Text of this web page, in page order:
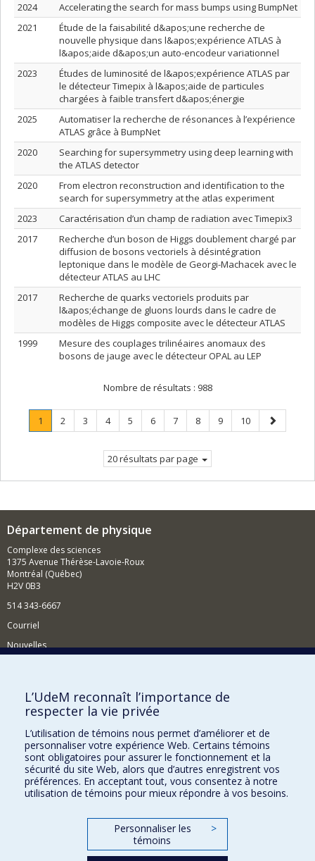
2024
Accelerating the search for mass bumps using BumpNet
2021
Étude de la faisabilité d&apos;une recherche de
nouvelle physique dans l&apos;expérience ATLAS à
l&apos;aide d&apos;un auto-encodeur variationnel
2023
Études de luminosité de l&apos;expérience ATLAS par
le détecteur Timepix à l&apos;aide de particules
chargées à faible transfert d&apos;énergie
2025
Automatiser la recherche de résonances à l’expérience
ATLAS grâce à BumpNet
2020
Searching for supersymmetry using deep learning with
the ATLAS detector
2020
From electron reconstruction and identification to the
search for supersymmetry at the atlas experiment
2023
Caractérisation d’un champ de radiation avec Timepix3
2017
Recherche d’un boson de Higgs doublement chargé par
diffusion de bosons vectoriels à désintégration
leptonique dans le modèle de Georgi-Machacek avec le
détecteur ATLAS au LHC
2017
Recherche de quarks vectoriels produits par
l&apos;échange de gluons lourds dans le cadre de
modèles de Higgs composite avec le détecteur ATLAS
1999
Mesure des couplages trilinéaires anomaux des
bosons de jauge avec le détecteur OPAL au LEP
Nombre de résultats : 988
Page
1
Page
Page
2 Page
3 Page
4 Page
5 Page
6 Page
7 Page
8 Page
9 Page
10
Page
suivante
20 résultats par page
Département de physique
Complexe des sciences
1375 Avenue Thérèse-Lavoie-Roux
Montréal (Québec)
H2V 0B3
514 343-6667
Courriel
Nouvelles
Comment soutenir le Département?
BESOIN D'AIDE?
Plan du site
Signaler une erreur
Accessibilité
FACULTÉ DES ARTS ET DES SCIENCES
Nos départements et écoles
L’UdeM reconnaît l’importance de
respecter la vie privée
L’utilisation de témoins nous permet d’améliorer et de
personnaliser votre expérience Web. Certains témoins
sont obligatoires pour assurer le fonctionnement et la
sécurité du site Web, alors que d’autres enregistrent vos
préférences. En acceptant tout, vous consentez à notre
utilisation de témoins pour mieux répondre à vos besoins.
Personnaliser les
témoins
>